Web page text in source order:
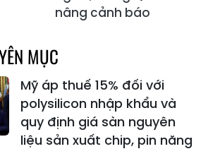
nâng cảnh báo
MỤC
Mỹ áp thuế 15% đối với
polysilicon nhập khẩu và
quy định giá sàn nguyên
liệu sản xuất chip, pin năng